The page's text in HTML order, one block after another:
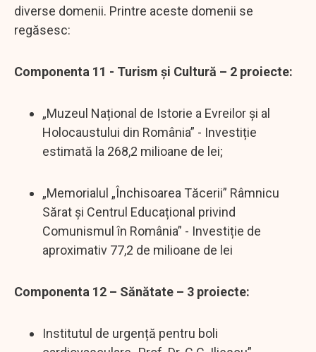
diverse domenii. Printre aceste domenii se
regăsesc:
Componenta 11 - Turism și Cultură – 2 proiecte:
„Muzeul Național de Istorie a Evreilor și al
Holocaustului din România” - Investiție
estimată la 268,2 milioane de lei;
„Memorialul „Închisoarea Tăcerii” Râmnicu
Sărat și Centrul Educațional privind
Comunismul în România” - Investiție de
aproximativ 77,2 de milioane de lei
Componenta 12 – Sănătate – 3 proiecte:
Institutul de urgență pentru boli